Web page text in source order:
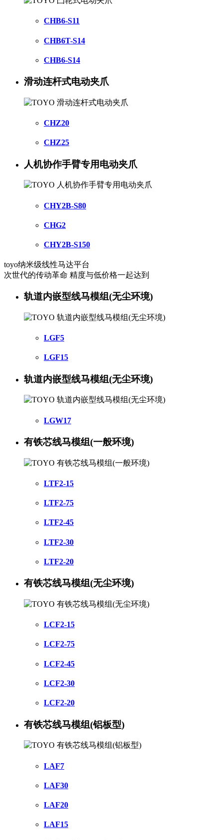
CHB6-S11
CHB6T-S14
CHB6-S14
滑动连杆式电动夹爪
CHZ20
CHZ25
人机协作手臂专用电动夹爪
CHY2B-S80
CHG2
CHY2B-S150
toyo纳米级线性马达平台
次世代的传动革命 精度与低价格一起达到
轨道内嵌型线马模组(无尘环境)
LGF5
LGF15
轨道内嵌型线马模组(无尘环境)
LGW17
有铁芯线马模组(一般环境)
LTF2-15
LTF2-75
LTF2-45
LTF2-30
LTF2-20
有铁芯线马模组(无尘环境)
LCF2-15
LCF2-75
LCF2-45
LCF2-30
LCF2-20
有铁芯线马模组(铝板型)
LAF7
LAF30
LAF20
LAF15